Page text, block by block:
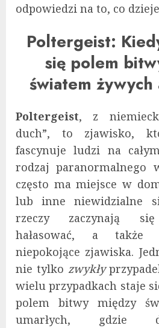
odpowiedzi na to, co
Poltergeist:
się polem
światem żywych
Poltergeist, z
duch”, to zjawisko,
fascynuje ludzi na
rodzaj paranormalnego
często ma miejsce w
lub inne niewidzialne
rzeczy zaczynają się
hałasować, a także
niepokojące zjawiska.
nie tylko zwykły
wielu przypadkach staje
polem bitwy między
umarłych, gdzie